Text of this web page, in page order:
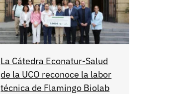
La Cátedra Econatur-Salud
de la UCO reconoce la labor
técnica de Flamingo Biolab